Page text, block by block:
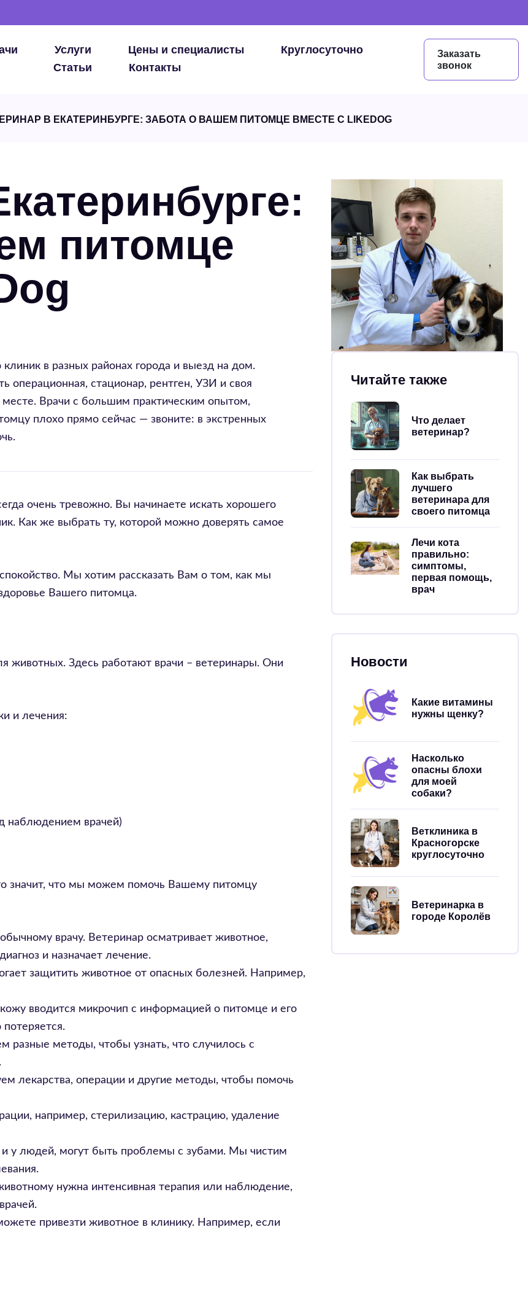
Услуги Цены и специалисты
Круглосуточно
Статьи
Контакты
Заказать
звонок
В ЕКАТЕРИНБУРГЕ: ЗАБОТА О ВАШЕМ ПИТОМЦЕ ВМЕСТЕ С LIKEDOG
питомце
в разных районах города и выезд на дом.
операционная, стационар, рентген, УЗИ и своя
Врачи с большим практическим опытом,
плохо прямо сейчас — звоните: в экстренных
очень тревожно. Вы начинаете искать хорошего
Как же выбрать ту, которой можно доверять самое
Мы хотим рассказать Вам о том, как мы
Вашего питомца.
животных. Здесь работают врачи – ветеринары. Они
и лечения:
наблюдением врачей)
значит, что мы можем помочь Вашему питомцу
врачу. Ветеринар осматривает животное,
и назначает лечение.
защитить животное от опасных болезней. Например,
вводится микрочип с информацией о питомце и его
разные методы, чтобы узнать, что случилось с
лекарства, операции и другие методы, чтобы помочь
например, стерилизацию, кастрацию, удаление
и у людей, могут быть проблемы с зубами. Мы чистим
нужна интенсивная терапия или наблюдение,
привезти животное в клинику. Например, если
Читайте также
Что делает
ветеринар?
Как выбрать
лучшего
ветеринара для
своего питомца
Лечи кота
правильно:
симптомы,
первая помощь,
врач
Новости
Какие витамины
нужны щенку?
Насколько
опасны блохи
для моей
собаки?
Ветклиника в
Красногорске
круглосуточно
Ветеринарка в
городе Королёв